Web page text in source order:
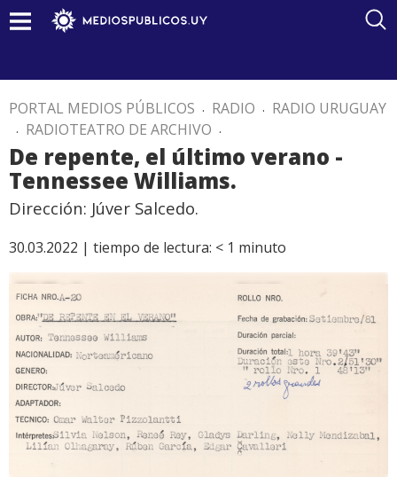
PORTAL MEDIOS PÚBLICOS . RADIO . RADIO URUGUAY
. RADIOTEATRO DE ARCHIVO .
De repente, el último verano -
Tennessee Williams.
Dirección: Júver Salcedo.
30.03.2022 | tiempo de lectura: < 1 minuto